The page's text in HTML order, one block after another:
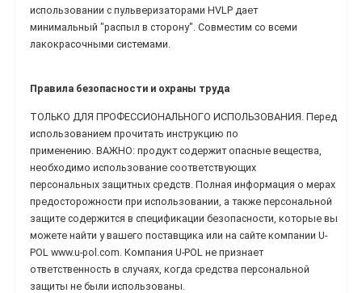
использовании с пульверизаторами HVLP дает
минимальный "распыл в сторону". Совместим со всеми
лакокрасочными системами.
Правила безопасности и охраны труда
ТОЛЬКО ДЛЯ ПРОФЕССИОНАЛЬНОГО ИСПОЛЬЗОВАНИЯ. Перед
использованием прочитать инструкцию по
применению. ВАЖНО: продукт содержит опасные вещества,
необходимо использование соответствующих
персональных защитных средств. Полная информация о мерах
предосторожности при использовании, а также персональной
защите содержится в спецификации безопасности, которые вы
можете найти у вашего поставщика или на сайте компании U-
POL www.u-pol.com. Компания U-POL не признает
ответственность в случаях, когда средства персональной
защиты не были использованы.